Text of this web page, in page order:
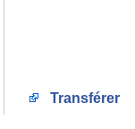
Transférer